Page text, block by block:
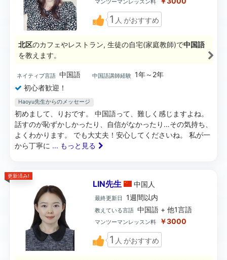
マンツーマンレッスン料
1 人 がおすすめ
北区のカフェやレストラン, 生徒の自宅(家庭教師)で中国語
を教えます。
ネイティブ言語 中国語 中国語講師経験 1年～2年
初心者歓迎！
Haoyu先生からのメッセージ
初めまして、りおです。 中国語って、難しく感じますよね。
話すのが恥ずかしかったり、自信がなかったり…その気持ち、
よくわかります。 でも大丈夫！安心してくださいね。 私が一
から丁寧に ... もっと見る
更新済み!
LIN先生 中国 人
最終更新日 1週間以内
教えている言語 中国語 + 他1言語
マンツーマンレッスン料 ￥3000
1 人 がおすすめ